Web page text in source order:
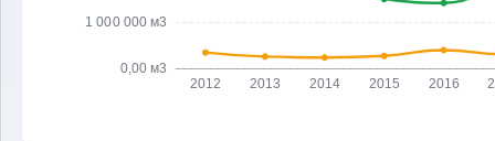
0,00 м3
1 000 000 м3
2012 2013 2014 2015 2016